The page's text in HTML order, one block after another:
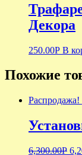
Декора
250.00Р В
Похожие
Распродажа!
6,300.00Р